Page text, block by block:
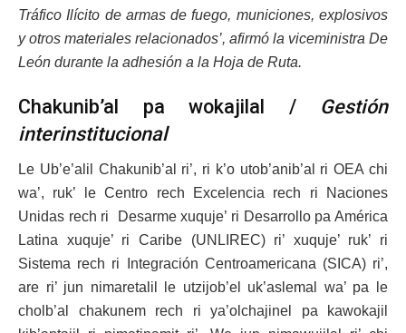
Tráfico Ilícito de armas de fuego, municiones, explosivos
y otros materiales relacionados’, afirmó la viceministra De
León durante la adhesión a la Hoja de Ruta.
Chakunib’al pa wokajilal / Gestión
interinstitucional
Le Ub’e’alil Chakunib’al ri’, ri k’o utob’anib’al ri OEA chi
wa’, ruk’ le Centro rech Excelencia rech ri Naciones
Unidas rech ri Desarme xuquje’ ri Desarrollo pa América
Latina xuquje’ ri Caribe (UNLIREC) ri’ xuquje’ ruk’ ri
Sistema rech ri Integración Centroamericana (SICA) ri’,
are ri’ jun nimaretalil le utzijob’el uk’aslemal wa’ pa le
cholb’al chakunem rech ri ya’olchajinel pa kawokajil